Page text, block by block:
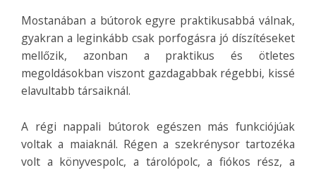
Mostanában a bútorok egyre praktikusabbá válnak,
gyakran a leginkább csak porfogásra jó díszítéseket
mellőzik, azonban a praktikus és ötletes
megoldásokban viszont gazdagabbak régebbi, kissé
elavultabb társaiknál.
A régi nappali bútorok egészen más funkciójúak
voltak a maiaknál. Régen a szekrénysor tartozéka
volt a könyvespolc, a tárolópolc, a fiókos rész, a